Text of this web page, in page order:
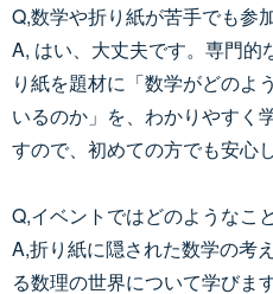
Q,数学や折り紙が苦手でも参
A, はい、大丈夫です。専門
り紙を題材に「数学がどのよ
いるのか」を、わかりやすく
すので、初めての方でも安心
Q,イベントではどのようなこ
A,折り紙に隠された数学の考
る数理の世界について学びま